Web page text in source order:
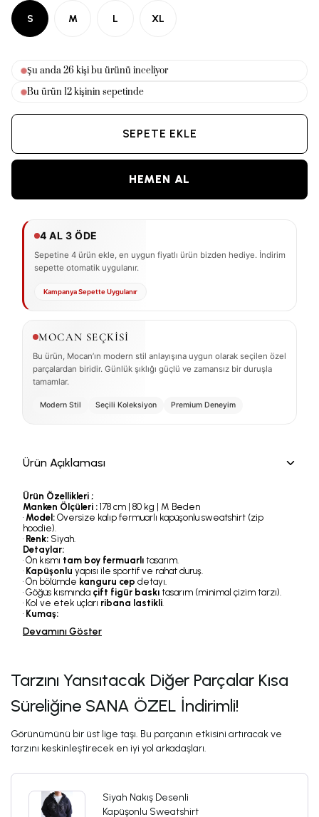
S M L XL
Şu anda28kişi bu ürünü inceliyor
Bu ürün12kişinin sepetinde
SEPETE EKLE
HEMEN AL
4 AL 3 ÖDE
Sepetine 4 ürün ekle, en uygun fiyatlı ürün bizden hediye. İndirim
sepette otomatik uygulanır.
Kampanya Sepette Uygulanır
MOCAN SEÇKİSİ
Bu ürün, Mocan’ın modern stil anlayışına uygun olarak seçilen özel
parçalardan biridir. Günlük şıklığı güçlü ve zamansız bir duruşla
tamamlar.
Modern Stil Seçili Koleksiyon Premium Deneyim
Ürün Açıklaması
Ürün Özellikleri ;
Manken Ölçüleri : 178 cm | 80 kg | M Beden
• Model: Oversize kalıp fermuarlı kapüşonlu sweatshirt (zip
hoodie).
• Renk: Siyah.
Detaylar:
• Ön kısmı tam boy fermuarlı tasarım.
• Kapüşonlu yapısı ile sportif ve rahat duruş.
• Ön bölümde kanguru cep detayı.
• Göğüs kısmında çift figür baskı tasarım (minimal çizim tarzı).
• Kol ve etek uçları ribana lastikli.
• Kumaş:
Devamını Göster
Tarzını Yansıtacak Diğer Parçalar Kısa
Süreliğine SANA ÖZEL İndirimli!
Görünümünü bir üst lige taşı. Bu parçanın etkisini artıracak ve
tarzını keskinleştirecek en iyi yol arkadaşları.
Siyah Nakış Desenli
Kapüşonlu Sweatshirt